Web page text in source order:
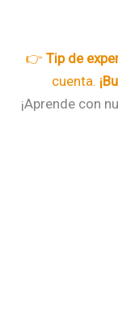
👉 Tip de
cuenta.
¡Aprende con